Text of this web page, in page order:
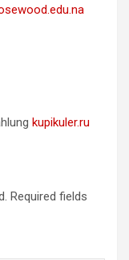
kupikuler.ru
Required fields